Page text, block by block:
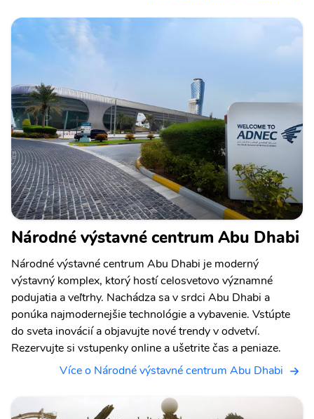
Národné výstavné centrum Abu Dhabi
Národné výstavné centrum Abu Dhabi je moderný
výstavný komplex, ktorý hostí celosvetovo významné
podujatia a veľtrhy. Nachádza sa v srdci Abu Dhabi a
ponúka najmodernejšie technológie a vybavenie. Vstúpte
do sveta inovácií a objavujte nové trendy v odvetví.
Rezervujte si vstupenky online a ušetrite čas a peniaze.
Více o Národné výstavné centrum Abu Dhabi